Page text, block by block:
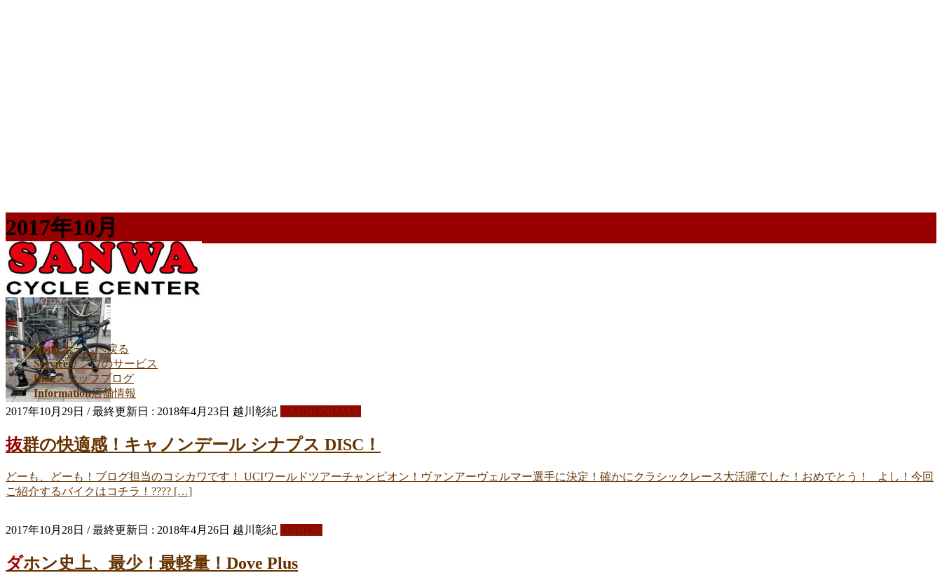
Homeホームへ戻る
Serviceサンワのサービス
Blogスタッフブログ
Information店舗情報
2017年10月
HOME
2017年10月
2017年10月29日 / 最終更新日 : 2018年4月23日 越川彰紀 CANNONDALE
抜群の快適感！キャノンデール シナプス DISC！
どーも、どーも！ブログ担当のコシカワです！ UCIワールドツアーチャンピオン！ヴァンアーヴェルマー選手に決定！確かにクラシックレース大活躍でした！おめでとう！ よし！今回
ご紹介するバイクはコチラ！???? […]
2017年10月28日 / 最終更新日 : 2018年4月26日 越川彰紀 DAHON
ダホン史上、最少！最軽量！Dove Plus